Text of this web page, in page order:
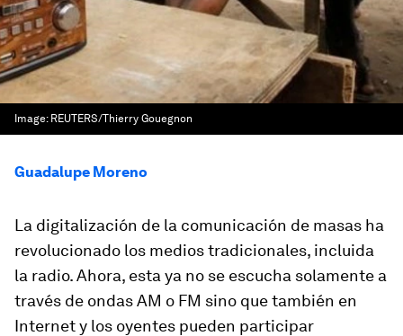
Image: REUTERS/Thierry Gouegnon
Guadalupe Moreno
La digitalización de la comunicación de masas ha
revolucionado los medios tradicionales, incluida
la radio. Ahora, esta ya no se escucha solamente a
través de ondas AM o FM sino que también en
Internet y los oyentes pueden participar